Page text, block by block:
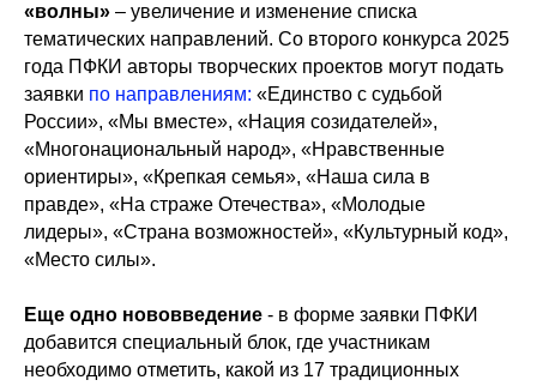
«волны» – увеличение и изменение списка
тематических направлений. Со второго конкурса 2025
года ПФКИ авторы творческих проектов могут подать
заявки по направлениям: «Единство с судьбой
России», «Мы вместе», «Нация созидателей»,
«Многонациональный народ», «Нравственные
ориентиры», «Крепкая семья», «Наша сила в
правде», «На страже Отечества», «Молодые
лидеры», «Страна возможностей», «Культурный код»,
«Место силы».
Еще одно нововведение - в форме заявки ПФКИ
добавится специальный блок, где участникам
необходимо отметить, какой из 17 традиционных